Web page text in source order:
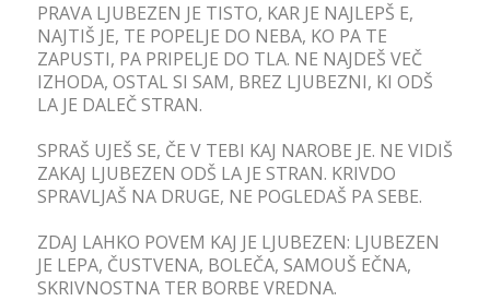
PRAVA LJUBEZEN JE TISTO, KAR JE NAJLEPŠ E,
NAJTIŠ JE, TE POPELJE DO NEBA, KO PA TE
ZAPUSTI, PA PRIPELJE DO TLA. NE NAJDEŠ VEČ
IZHODA, OSTAL SI SAM, BREZ LJUBEZNI, KI ODŠ
LA JE DALEČ STRAN.
SPRAŠ UJEŠ SE, ČE V TEBI KAJ NAROBE JE. NE VIDIŠ
ZAKAJ LJUBEZEN ODŠ LA JE STRAN. KRIVDO
SPRAVLJAŠ NA DRUGE, NE POGLEDAŠ PA SEBE.
ZDAJ LAHKO POVEM KAJ JE LJUBEZEN: LJUBEZEN
JE LEPA, ČUSTVENA, BOLEČA, SAMOUŠ EČNA,
SKRIVNOSTNA TER BORBE VREDNA.